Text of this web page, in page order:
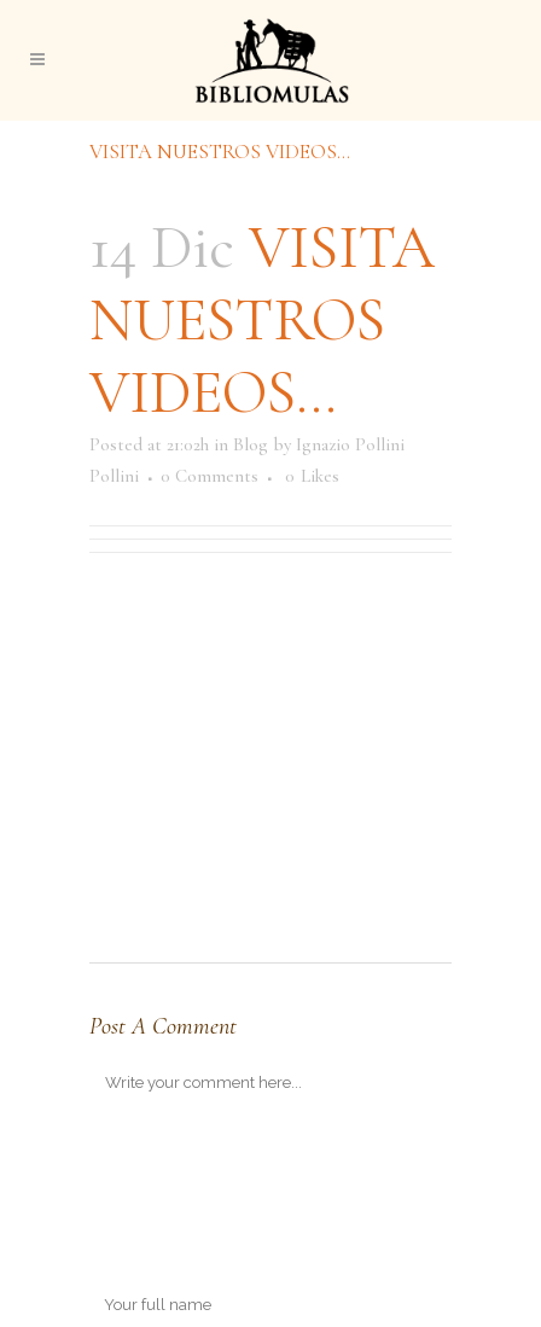
VISITA NUESTROS VIDEOS…
14 Dic VISITA
NUESTROS
VIDEOS…
Posted at 21:02h in Blog by Ignazio Pollini
Pollini
0 Comments 0 Likes
Post A Comment